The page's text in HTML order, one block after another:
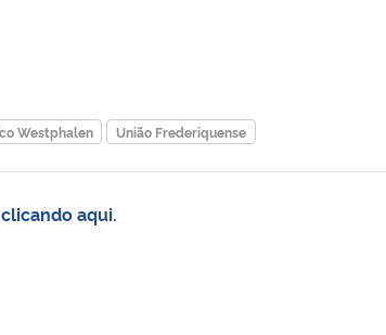
Westphalen União Frederiquense
clicando aqui.